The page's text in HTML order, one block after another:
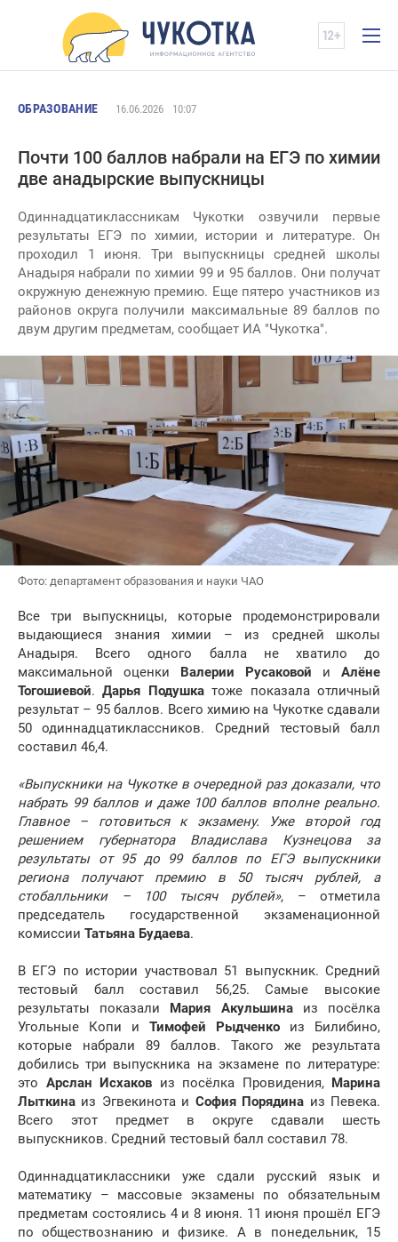
ОБРАЗОВАНИЕ 16.06.2026 10:07
Почти 100 баллов набрали на ЕГЭ по химии
две анадырские выпускницы
Одиннадцатиклассникам Чукотки озвучили первые
результаты ЕГЭ по химии, истории и литературе. Он
проходил 1 июня. Три выпускницы средней школы
Анадыря набрали по химии 99 и 95 баллов. Они получат
окружную денежную премию. Еще пятеро участников из
районов округа получили максимальные 89 баллов по
двум другим предметам, сообщает ИА "Чукотка".
Фото: департамент образования и науки ЧАО
Все три выпускницы, которые продемонстрировали
выдающиеся знания химии – из средней школы
Анадыря. Всего одного балла не хватило до
максимальной оценки Валерии Русаковой и Алёне
Тогошиевой.Дарья Подушкатоже показала отличный
результат – 95 баллов. Всего химию на Чукотке сдавали
50 одиннадцатиклассников. Средний тестовый балл
составил 46,4.
«Выпускники на Чукотке в очередной раз доказали, что
набрать 99 баллов и даже 100 баллов вполне реально.
Главное – готовиться к экзамену. Уже второй год
решением губернатора Владислава Кузнецова за
результаты от 95 до 99 баллов по ЕГЭ выпускники
региона получают премию в 50 тысяч рублей, а
стобалльники – 100 тысяч рублей», – отметила
председатель государственной экзаменационной
комиссии Татьяна Будаева.
В ЕГЭ по истории участвовал 51 выпускник. Средний
тестовый балл составил 56,25. Самые высокие
результаты показали Мария Акульшинаиз посёлка
Угольные Копи и Тимофей Рыдченко из Билибино,
которые набрали 89 баллов. Такого же результата
добились три выпускника на экзамене по литературе:
это Арслан Исхаков из посёлка Провидения, Марина
Лыткина из Эгвекинота и София Порядина из Певека.
Всего этот предмет в округе сдавали шесть
выпускников. Средний тестовый балл составил 78.
Одиннадцатиклассники уже сдали русский язык и
математику – массовые экзамены по обязательным
предметам состоялись 4 и 8 июня. 11 июня прошёл ЕГЭ
по обществознанию и физике. А в понедельник, 15